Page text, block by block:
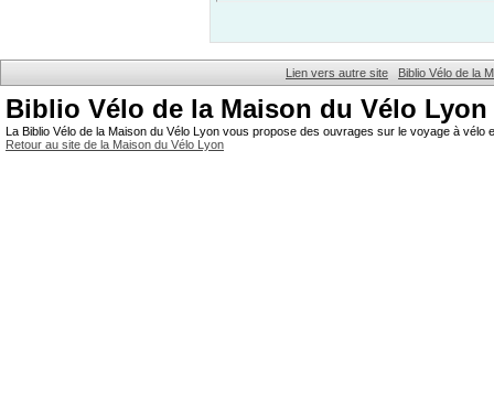
Lien vers autre site Biblio Vélo de la
Biblio Vélo de la Maison du Vélo Lyon
La Biblio Vélo de la Maison du Vélo Lyon vous propose des ouvrages sur le voyage à
Retour au site de la Maison du Vélo Lyon